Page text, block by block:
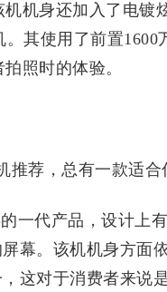
机身还加入了电镀
其使用了前置
照时的体验。
一代产品，设计上
幕。该机机身方面
这对于消费者来说